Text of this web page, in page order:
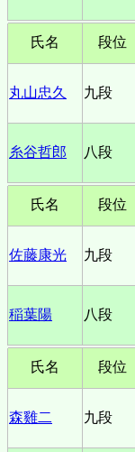
氏名 段位
丸山忠久 九段
糸谷哲郎 八段
氏名 段位
佐藤康光 九段
稲葉陽 八段
氏名 段位
森雞二 九段